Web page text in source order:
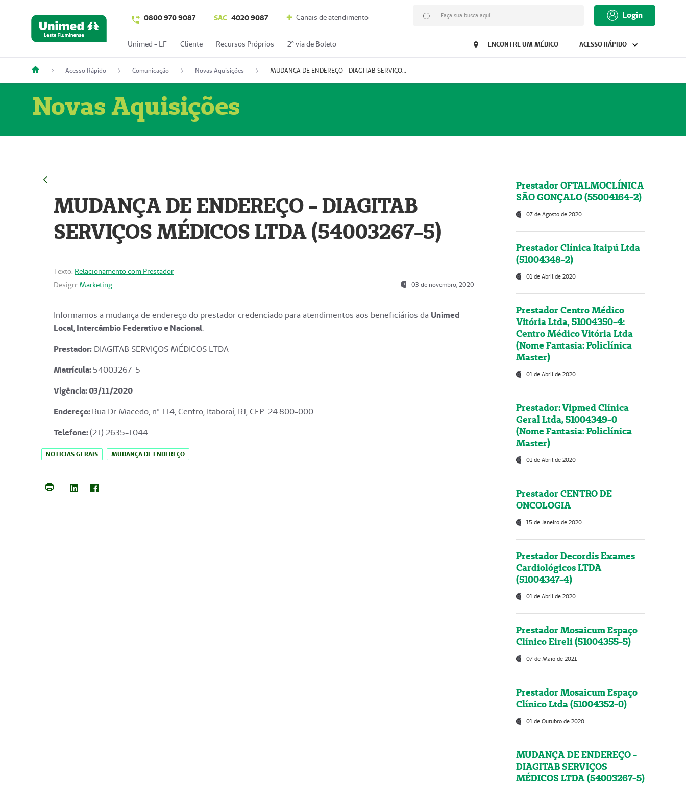
0800 970 9087 SAC 4020 9087 Canais de atendimento Faça sua busca aqui Login
Unimed - LF Cliente Recursos Próprios 2º via de Boleto ENCONTRE UM MÉDICO ACESSO RÁPIDO
Acesso Rápido Comunicação Novas Aquisições MUDANÇA DE ENDEREÇO - DIAGITAB SERVIÇOS MÉDICOS LTDA (54003267-5)
Novas Aquisições
MUDANÇA DE ENDEREÇO - DIAGITAB
SERVIÇOS MÉDICOS LTDA (54003267-5)
Texto: Relacionamento com Prestador
Design: Marketing 03 de novembro, 2020
Informamos a mudança de endereço do prestador credenciado para atendimentos aos beneficiários da Unimed
Local, Intercâmbio Federativo e Nacional.
Prestador: DIAGITAB SERVIÇOS MÉDICOS LTDA
Matrícula:54003267-5
Vigência: 03/11/2020
Endereço:Rua Dr Macedo, nº 114, Centro, Itaboraí, RJ, CEP: 24.800-000
Telefone:(21) 2635-1044
NOTICIAS GERAIS MUDANÇA DE ENDEREÇO
Prestador OFTALMOCLÍNICA
SÃO GONÇALO (55004164-2)
07 de Agosto de 2020
Prestador Clínica Itaipú Ltda
(51004348-2)
01 de Abril de 2020
Prestador Centro Médico
Vitória Ltda, 51004350-4:
Centro Médico Vitória Ltda
(Nome Fantasia: Policlínica
Master)
01 de Abril de 2020
Prestador: Vipmed Clínica
Geral Ltda, 51004349-0
(Nome Fantasia: Policlínica
Master)
01 de Abril de 2020
Prestador CENTRO DE
ONCOLOGIA
15 de Janeiro de 2020
Prestador Decordis Exames
Cardiológicos LTDA
(51004347-4)
01 de Abril de 2020
Prestador Mosaicum Espaço
Clínico Eireli (51004355-5)
07 de Maio de 2021
Prestador Mosaicum Espaço
Clínico Ltda (51004352-0)
01 de Outubro de 2020
MUDANÇA DE ENDEREÇO -
DIAGITAB SERVIÇOS
MÉDICOS LTDA (54003267-5)